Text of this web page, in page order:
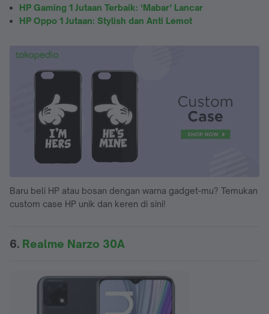
HP Gaming 1 Jutaan Terbaik: ‘Mabar’ Lancar
HP Oppo 1 Jutaan: Stylish dan Anti Lemot
Baru beli HP atau bosan dengan warna gadget-mu? Temukan
custom case HP unik dan keren di sini!
6. Realme Narzo 30A